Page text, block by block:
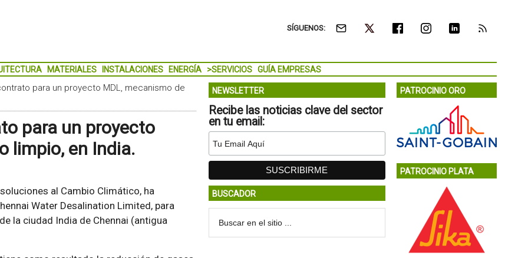
SÍGUENOS:
MATERIALES INSTALACIONES ENERGÍA >SERVICIOS GUÍA EMPRESAS
para un proyecto MDL, mecanismo de
para un proyecto
limpio, en India.
al Cambio Climático, ha
Water Desalination Limited, para
la ciudad India de Chennai (antigua
NEWSLETTER
Recibe las noticias clave del sector
en tu email:
BUSCADOR
PATROCINIO ORO
PATROCINIO PLATA